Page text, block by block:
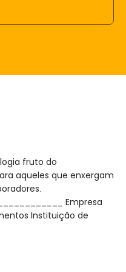
fruto do
aqueles que enxergam
Empresa
Instituição de